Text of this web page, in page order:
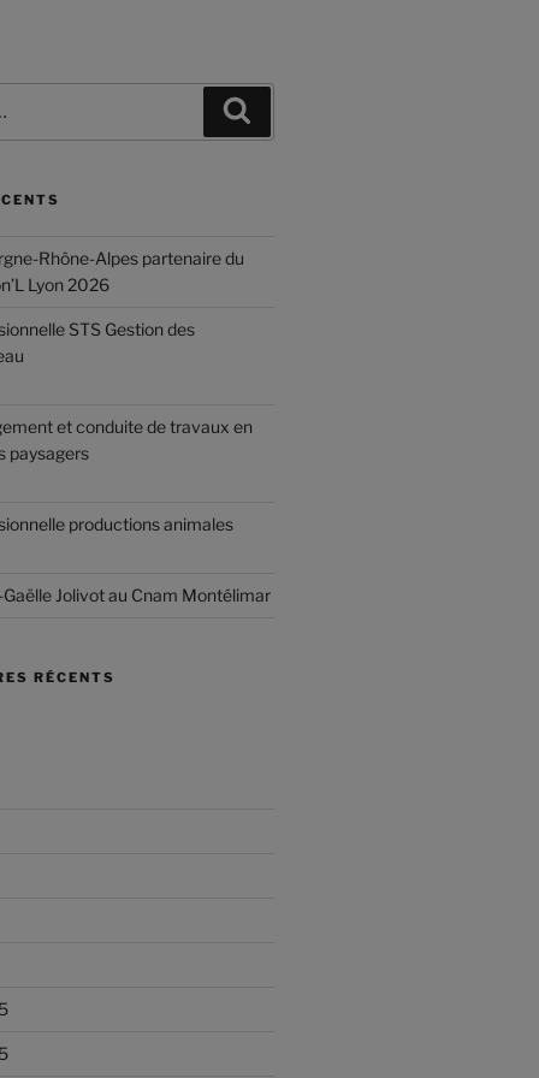
Rhône-Alpes partenaire du
Lyon 2026
STS Gestion des
et conduite de travaux en
paysagers
productions animales
Jolivot au Cnam Montélimar
RÉCENTS